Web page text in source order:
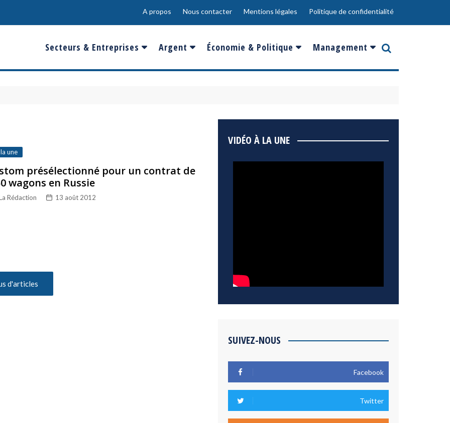
A propos Nous contacter Mentions légales Politique de confidentialité
Secteurs & Entreprises
Banques & Finances
Santé & Biotechnologie
Technologies & Médias
Argent
Salaire
Epargne & Placements
Économie & Politique
France
Management
Innovation
une
présélectionné pour un contrat de
wagons en Russie
Rédaction 13 août 2012
d'articles
VIDÉO À LA UNE
SUIVEZ-NOUS
Facebook
Twitter